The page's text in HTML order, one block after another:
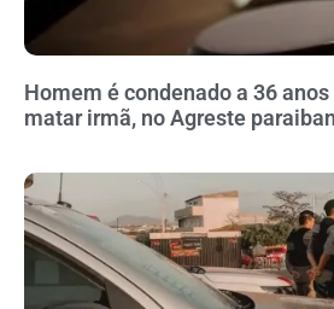
Homem é condenado a 36
matar irmã, no Agreste